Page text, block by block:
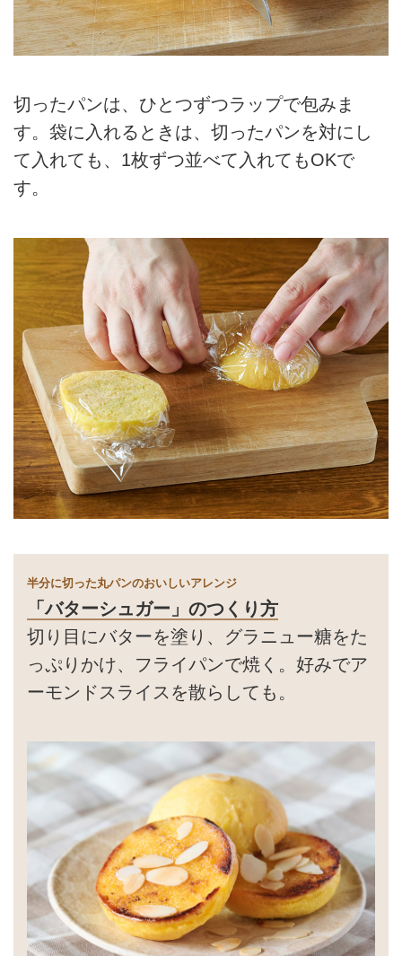
切ったパンは、ひとつずつラップで包みま
す。袋に入れるときは、切ったパンを対にし
て入れても、1枚ずつ並べて入れてもOKで
す。
半分に切った丸パンのおいしいアレンジ
「バターシュガー」のつくり方
切り目にバターを塗り、グラニュー糖をた
っぷりかけ、フライパンで焼く。好みでア
ーモンドスライスを散らしても。